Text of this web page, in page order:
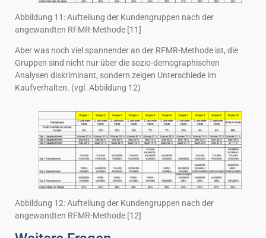
Abbildung 11: Aufteilung der Kundengruppen nach der
angewandten RFMR-Methode [11]
Aber was noch viel spannender an der RFMR-Methode ist, die
Gruppen sind nicht nur über die sozio-demographischen
Analysen diskriminant, sondern zeigen Unterschiede im
Kaufverhalten. (vgl. Abbildung 12)
Abbildung 12: Aufteilung der Kundengruppen nach der
angewandten RFMR-Methode [12]